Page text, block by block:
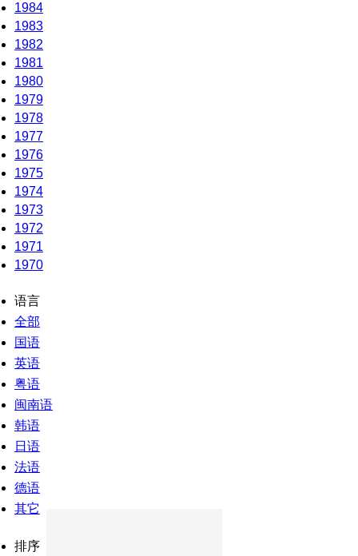
1984
1983
1982
1981
1980
1979
1978
1977
1976
1975
1974
1973
1972
1971
1970
语言
全部
国语
英语
粤语
闽南语
韩语
日语
法语
德语
其它
排序